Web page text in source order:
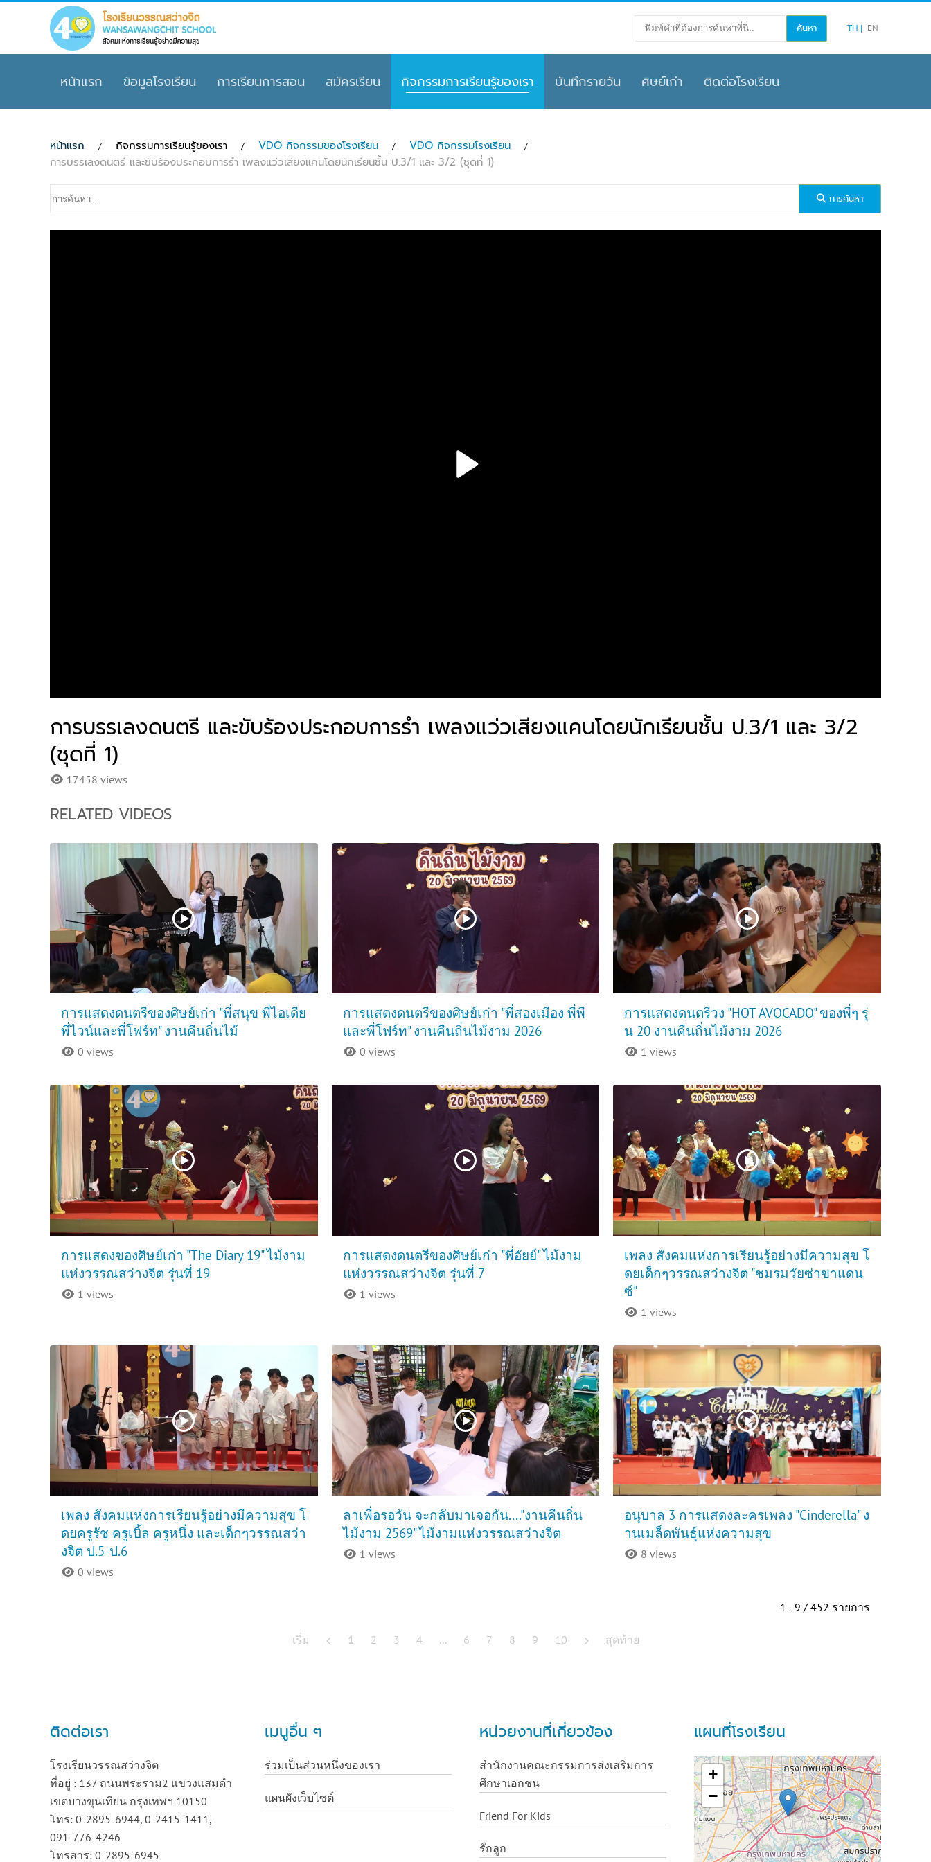
Skip to main content
TH EN
หน้าแรก ข้อมูลโรงเรียน การเรียนการสอน สมัครเรียน กิจกรรมการเรียนรู้ของเรา บันทึกรายวัน ศิษย์เก่า ติดต่อโรงเรียน
หน้าแรก กิจกรรมการเรียนรู้ของเรา VDO กิจกรรมของโรงเรียน
VDO กิจกรรมโรงเรียน
การบรรเลงดนตรี และขับร้องประกอบการรำ เพลงแว่วเสียงแคนโดยนักเรียนชั้น ป.3/1 และ 3/2 (ชุดที่ 1)
การค้นหา
การบรรเลงดนตรี และขับร้องประกอบการรำ เพลงแว่วเสียงแคนโดยนักเรียนชั้น ป.3/1 และ 3/2
(ชุดที่ 1)
17458 views
RELATED VIDEOS
การแสดงดนตรีของศิษย์เก่า "พี่สนุข พี่ไอเดีย
พี่ไวน์และพี่โฟร์ท" งานคืนถิ่นไม้
0 views
การแสดงดนตรีของศิษย์เก่า "พี่สองเมือง พี่พี
และพี่โฟร์ท" งานคืนถิ่นไม้งาม 2026
0 views
การแสดงดนตรีวง "HOT AVOCADO" ของพี่ๆ รุ่
น 20 งานคืนถิ่นไม้งาม 2026
1 views
การแสดงของศิษย์เก่า "The Diary 19" ไม้งาม
แห่งวรรณสว่างจิต รุ่นที่ 19
1 views
การแสดงดนตรีของศิษย์เก่า "พี่อัยย์" ไม้งาม
แห่งวรรณสว่างจิต รุ่นที่ 7
1 views
เพลง สังคมแห่งการเรียนรู้อย่างมีความสุข โ
ดยเด็กๆวรรณสว่างจิต "ชมรมวัยซ่าขาแดน
ซ์"
1 views
เพลง สังคมแห่งการเรียนรู้อย่างมีความสุข โ
ดยครูรัช ครูเบิ้ล ครูหนึ่ง และเด็กๆวรรณสว่า
งจิต ป.5-ป.6
0 views
ลาเพื่อรอวัน จะกลับมาเจอกัน...."งานคืนถิ่น
ไม้งาม 2569" ไม้งามแห่งวรรณสว่างจิต
1 views
อนุบาล 3 การแสดงละครเพลง "Cinderella" ง
านเมล็ดพันธุ์แห่งความสุข
8 views
1 - 9 / 452 รายการ
เริ่ม 1 2 3 4 ... 6 7 8 9 10 สุดท้าย
ติดต่อเรา
โรงเรียนวรรณสว่างจิต
ที่อยู่ : 137 ถนนพระราม2 แขวงแสมดำ
เขตบางขุนเทียน กรุงเทพฯ 10150
โทร: 0-2895-6944, 0-2415-1411,
091-776-4246
โทรสาร: 0-2895-6945
เมนูอื่น ๆ
ร่วมเป็นส่วนหนึ่งของเรา
แผนผังเว็บไซต์
หน่วยงานที่เกี่ยวข้อง
สำนักงานคณะกรรมการส่งเสริมการ
ศึกษาเอกชน
Friend For Kids
รักลูก
แผนที่โรงเรียน
+
−